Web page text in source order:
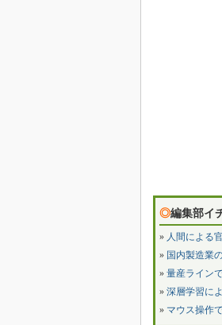
◎編集部イ
» 人間による
» 国内製造業
» 量産ライン
» 深層学習に
» マウス操作